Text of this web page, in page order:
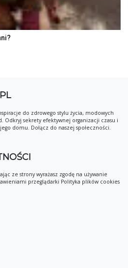
do zdrowego stylu życia, modowych
Odkryj sekrety efektywnej organizacji czasu i
domu. Dołącz do naszej społeczności.
ze strony wyrażasz zgodę na używanie
przeglądarki Polityka plików cookies